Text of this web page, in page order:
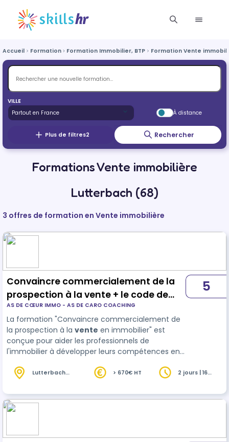
Accueil Formation Formation Immobilier, BTP Formation Vente
VILLE
À distance
Plus de filtres2 Rechercher
Formations Vente immobilière
Lutterbach (68)
3 offres de formation en Vente immobilière
Convaincre commercialement de la
prospection à la vente + le code de
déontologie(2h00) + la lutte contre
les discriminations (2h00)
AS DE CŒUR IMMO - AS DE CARO COACHING
La formation "Convaincre commercialement de
la prospection à la vente en immobilier" est
conçue pour aider les professionnels de
l'immobilier à développer leurs compétences en
fournir des techniques et des stratégies
et …
5
Lutterbach
> 670€ HT
2 jours | 16